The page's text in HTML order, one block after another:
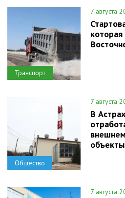
Транспорт
7 августа
Общество
7 августа
В
7 августа